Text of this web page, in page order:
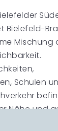
Bielefeld-
Mischung
Schulen
Nähe und